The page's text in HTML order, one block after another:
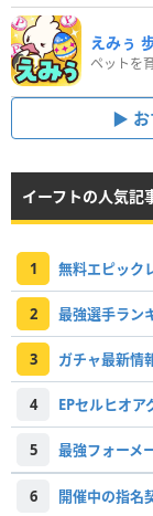
えみぅ
イーフトの人気記
1
2 最強選手ラン
3 ガチャ最新情
4
5 最強フォーメ
6 開催中の指名